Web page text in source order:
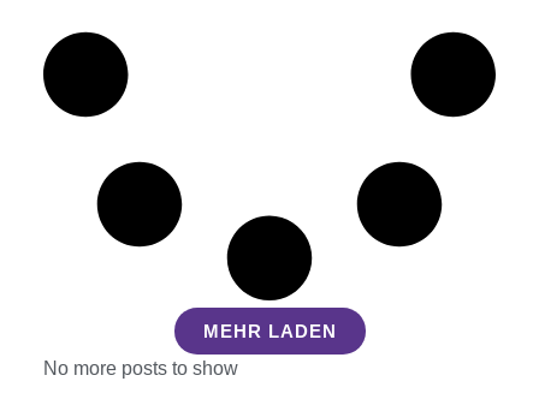
MEHR LADEN
No more posts to show